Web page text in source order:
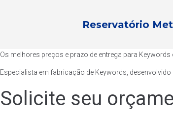
Reservatório
Os melhores preços e prazo de entrega para Keywords
Especialista em fabricação de Keywords,
Solicite seu